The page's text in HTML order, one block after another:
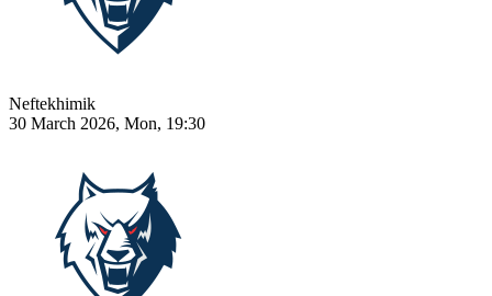
Neftekhimik
30 March 2026, Mon, 19:30